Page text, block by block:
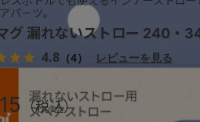
パーツ。
グ 漏れないストロー 240・
4.8 （4） レビューを見る